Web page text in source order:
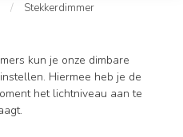
/ Stekkerdimmer
kun je onze dimbare
Hiermee heb je de
het lichtniveau aan te